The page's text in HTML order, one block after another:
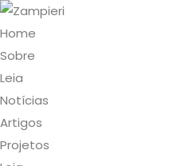
Home
Sobre
Leia
Notícias
Artigos
Projetos